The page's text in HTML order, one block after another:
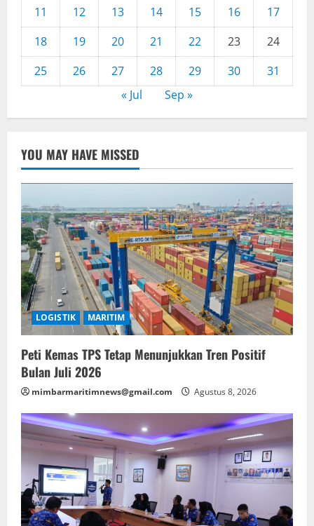
11
12 13 14 15 16
17
18
19 20 21 22 23
24
25
26 27 28 29 30
31
« Jul
Sep »
YOU MAY HAVE MISSED
LOGISTIK MARITIM
Peti Kemas TPS Tetap Menunjukkan Tren Positif
Bulan Juli 2026
mimbarmaritimnews@gmail.com Agustus 8, 2026